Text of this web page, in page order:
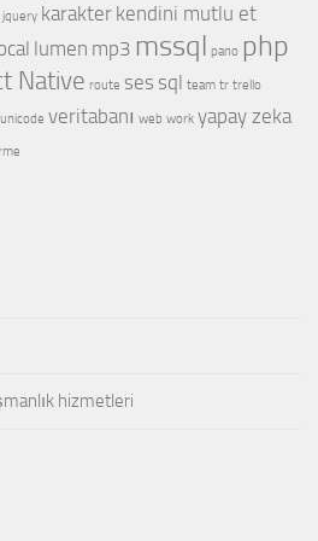
jquery karakter kendini mutlu et
lumen mp3 mssql pano php
Native route ses sql team tr trello
unicode veritabanı web work yapay zeka
hizmetleri